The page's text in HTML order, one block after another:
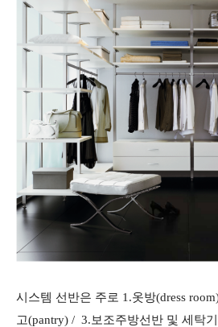
시스템 선반은 주로 1.옷방(dress
고(pantry) / 3.보조주방선반 및 세탁